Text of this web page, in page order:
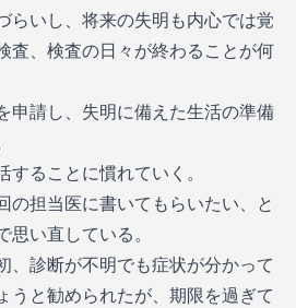
らいし、将来の失明も内心では覚
査、検査の日々が終わることが何
申請し、失明に備えた生活の準備
ることに慣れていく。
の担当医に書いてもらいたい、と
い直している。
、診断が不明でも症状が分かって
うと勧められたが、期限を過ぎて